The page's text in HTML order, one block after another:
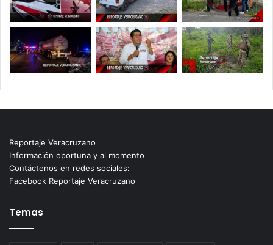
Reportaje Veracruzano
Información oportuna y al momento
Contáctenos en redes sociales:
Facebook Reportaje Veracruzano
Temas